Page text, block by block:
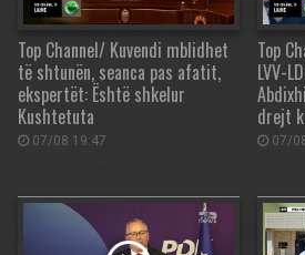
Top Channel/ Kuvendi mblidhet
të shtunën, seanca pas afatit,
ekspertët: Është shkelur
Kushtetuta
07/08 19:47
Top
LVV-
drejt
07/